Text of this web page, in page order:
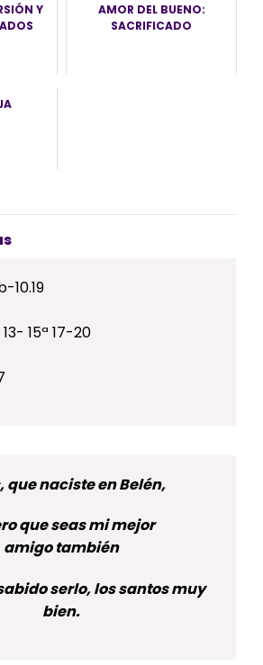
Y
AMOR DEL BUENO:
SACRIFICADO
10.19
15ª 17-20
que naciste en Belén,
que seas mi mejor
amigo también
serlo, los santos muy
bien.